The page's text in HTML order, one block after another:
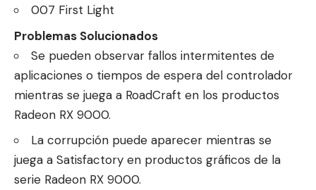
007 First Light
Problemas Solucionados
Se pueden observar fallos intermitentes de
aplicaciones o tiempos de espera del controlador
mientras se juega a RoadCraft en los productos
Radeon RX 9000.
La corrupción puede aparecer mientras se
juega a Satisfactory en productos gráficos de la
serie Radeon RX 9000.